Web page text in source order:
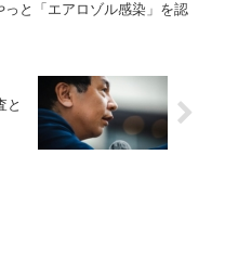
っと「エアロゾル感染」を認
と